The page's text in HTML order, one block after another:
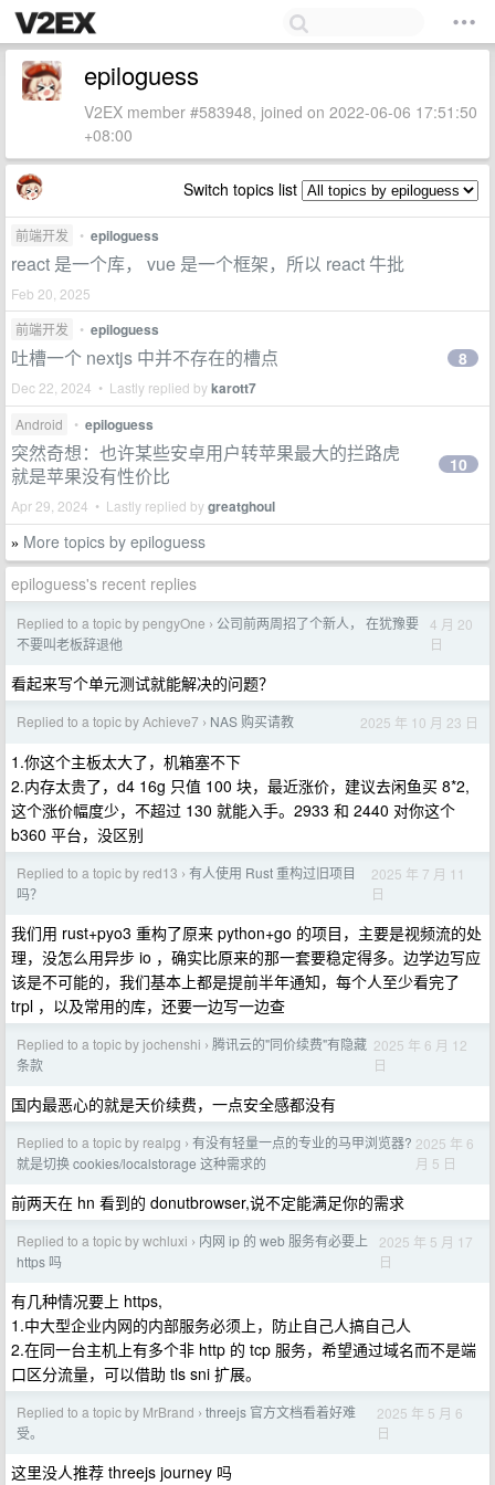
epiloguess
V2EX member #583948, joined on 2022-06-06 17:51:50
+08:00
Switch topics list
前端开发 • epiloguess
react 是一个库， vue 是一个框架，所以 react 牛批
Feb 20, 2025
前端开发
• epiloguess
吐槽一个 nextjs 中并不存在的槽点
Dec 22, 2024 • Lastly replied bykarott7
8
Android • epiloguess
突然奇想：也许某些安卓用户转苹果最大的拦路虎
就是苹果没有性价比
Apr 29, 2024 • Lastly replied bygreatghoul
10
» More topics by epiloguess
epiloguess's recent replies
Replied to a topic by pengyOne › 公司前两周招了个新人， 在犹豫要
不要叫老板辞退他
4 月 20
日
看起来写个单元测试就能解决的问题？
Replied to a topic by Achieve7 › NAS 购买请教 2025 年 10 月 23 日
1.你这个主板太大了，机箱塞不下
2.内存太贵了，d4 16g 只值 100 块，最近涨价，建议去闲鱼买 8*2,
这个涨价幅度少，不超过 130 就能入手。2933 和 2440 对你这个
b360 平台，没区别
Replied to a topic by red13 › 有人使用 Rust 重构过旧项目
吗？
2025 年 7 月 11
日
我们用 rust+pyo3 重构了原来 python+go 的项目，主要是视频流的处
理，没怎么用异步 io ，确实比原来的那一套要稳定得多。边学边写应
该是不可能的，我们基本上都是提前半年通知，每个人至少看完了
trpl ，以及常用的库，还要一边写一边查
Replied to a topic by jochenshi › 腾讯云的"同价续费"有隐藏
条款
2025 年 6 月 12
日
国内最恶心的就是天价续费，一点安全感都没有
Replied to a topic by realpg › 有没有轻量一点的专业的马甲浏览器?
就是切换 cookies/localstorage 这种需求的
2025 年 6
月 5 日
前两天在 hn 看到的 donutbrowser,说不定能满足你的需求
Replied to a topic by wchluxi › 内网 ip 的 web 服务有必要上
https 吗
2025 年 5 月 17
日
有几种情况要上 https,
1.中大型企业内网的内部服务必须上，防止自己人搞自己人
2.在同一台主机上有多个非 http 的 tcp 服务，希望通过域名而不是端
口区分流量，可以借助 tls sni 扩展。
Replied to a topic by MrBrand › threejs 官方文档看着好难
受。
2025 年 5 月 6
日
这里没人推荐 threejs journey 吗